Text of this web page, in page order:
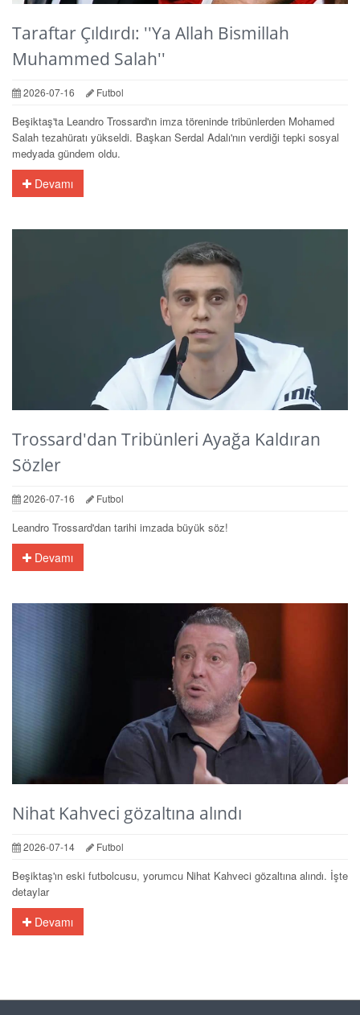
Taraftar Çıldırdı: ''Ya Allah Bismillah
Muhammed Salah''
2026-07-16 Futbol
Beşiktaş'ta Leandro Trossard'ın imza töreninde tribünlerden Mohamed
Salah tezahüratı yükseldi. Başkan Serdal Adalı'nın verdiği tepki sosyal
medyada gündem oldu.
Devamı
Trossard'dan Tribünleri Ayağa Kaldıran
Sözler
2026-07-16 Futbol
Leandro Trossard'dan tarihi imzada büyük söz!
Devamı
Nihat Kahveci gözaltına alındı
2026-07-14 Futbol
Beşiktaş'ın eski futbolcusu, yorumcu Nihat Kahveci gözaltına alındı. İşte
detaylar
Devamı